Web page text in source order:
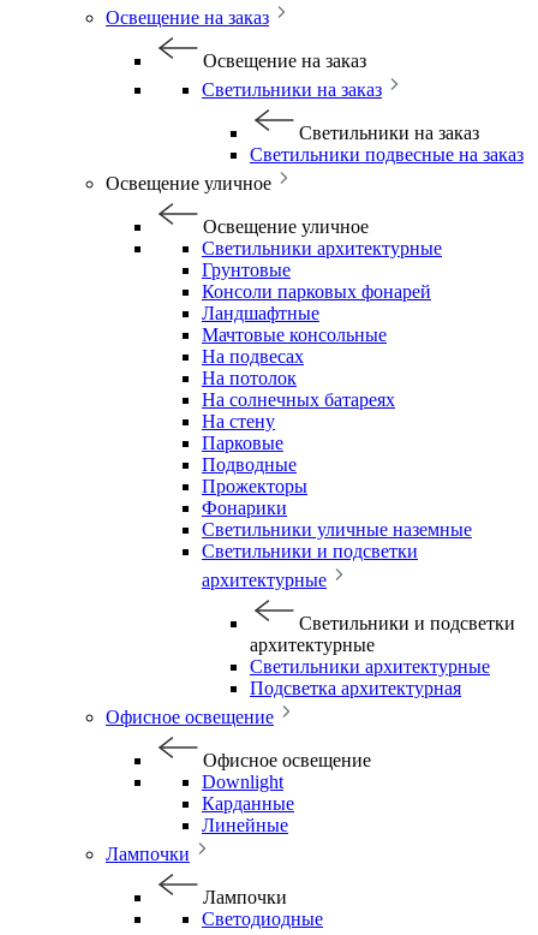
Освещение на заказ
Освещение на заказ
Светильники на заказ
Светильники на заказ
Светильники подвесные на заказ
Освещение уличное
Освещение уличное
Светильники архитектурные
Грунтовые
Консоли парковых фонарей
Ландшафтные
Мачтовые консольные
На подвесах
На потолок
На солнечных батареях
На стену
Парковые
Подводные
Прожекторы
Фонарики
Светильники уличные наземные
Светильники и подсветки
архитектурные
Светильники и подсветки
архитектурные
Светильники архитектурные
Подсветка архитектурная
Офисное освещение
Офисное освещение
Downlight
Карданные
Линейные
Лампочки
Лампочки
Светодиодные